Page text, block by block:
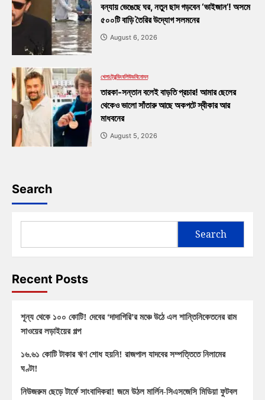
বন্যায় ভেঙেছে ঘর, নতুন ছাদ গড়বেন ‘ভাইজান’! অসমে
৫০০টি বাড়ি তৈরির উদ্যোগ সলমনের
August 6, 2026
খেলাট্রেন্ডিংবলিউডবিনোদন
তারকা-সন্তান বলেই বাড়তি প্রচার! আমার ছেলের
থেকেও ভালো সাঁতারু আছে অকপটে স্বীকার আর
মাধবনের
August 5, 2026
Search
Search
Recent Posts
শূন্য থেকে ১০০ কোটি! দেবের ‘দাদাগিরি’র মঞ্চে উঠে এল শান্তিনিকেতনের রাম
সাওয়ের লড়াইয়ের গল্প
১৬.৬১ কোটি টাকার ঋণ শোধ হয়নি! রাজপাল যাদবের সম্পত্তিতে নিলামের
ঘণ্টা!
নিউজরুম ছেড়ে টার্ফে সাংবাদিকরা! জমে উঠল মার্লিন-সিএসজেসি মিডিয়া ফুটবল